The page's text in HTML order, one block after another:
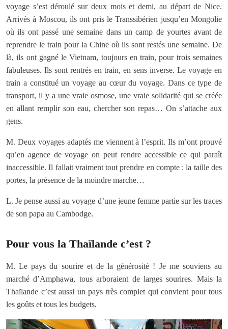
voyage s’est déroulé sur deux mois et demi, au départ de Nice.
Arrivés à Moscou, ils ont pris le Transsibérien jusqu’en Mongolie
où ils ont passé une semaine dans un camp de yourtes avant de
reprendre le train pour la Chine où ils sont restés une semaine. De
là, ils ont gagné le Vietnam, toujours en train, pour trois semaines
fabuleuses. Ils sont rentrés en train, en sens inverse. Le voyage en
train a constitué un voyage au cœur du voyage. Dans ce type de
transport, il y a une vraie osmose, une vraie solidarité qui se créée
en allant remplir son eau, chercher son repas… On s’attache aux
gens.
M. Deux voyages adaptés me viennent à l’esprit. Ils m’ont prouvé
qu’en agence de voyage on peut rendre accessible ce qui paraît
inaccessible. Il fallait vraiment tout prendre en compte : la taille des
portes, la présence de la moindre marche…
L. Je pense aussi au voyage d’une jeune femme partie sur les traces
de son papa au Cambodge.
Pour vous la Thaïlande c’est ?
M. Le pays du sourire et de la générosité ! Je me souviens au
marché d’Amphawa, tous arboraient de larges sourires. Mais la
Thaïlande c’est aussi un pays très complet qui convient pour tous
les goûts et tous les budgets.